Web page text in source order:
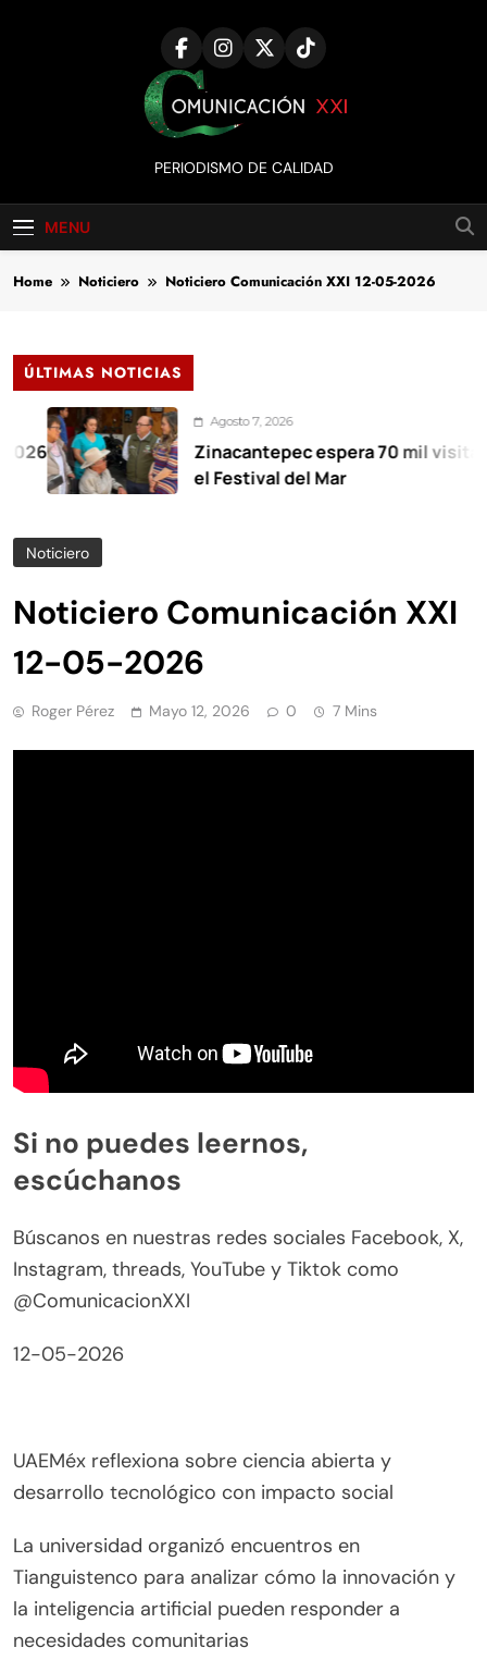
Comunicación
XXI
PERIODISMO DE CALIDAD
MENU
Home Noticiero Noticiero Comunicación XXI 12-05-2026
ÚLTIMAS NOTICIAS
Agosto 7, 2026
Zinacantepec espera 70 mil visitantes en
el Festival del Mar
Noticiero
Noticiero Comunicación XXI
12-05-2026
Roger Pérez Mayo 12, 2026 0 7 Mins
Si no puedes leernos,
escúchanos
Búscanos en nuestras redes sociales Facebook, X,
Instagram, threads, YouTube y Tiktok como
@ComunicacionXXI
12-05-2026
UAEMéx reflexiona sobre ciencia abierta y
desarrollo tecnológico con impacto social
La universidad organizó encuentros en
Tianguistenco para analizar cómo la innovación y
la inteligencia artificial pueden responder a
necesidades comunitarias